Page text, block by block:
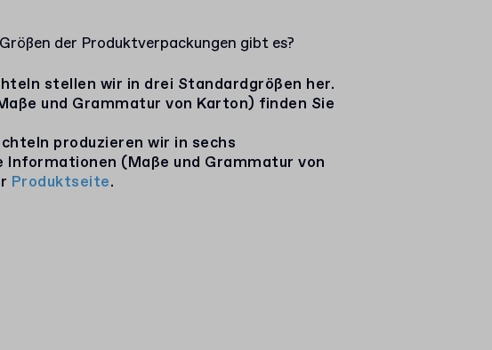
der Produktverpackungen gibt es?
stellen wir in drei Standardgrößen her.
und Grammatur von Karton) finden Sie
produzieren wir in sechs
Informationen (Maße und Grammatur von
Produktseite.